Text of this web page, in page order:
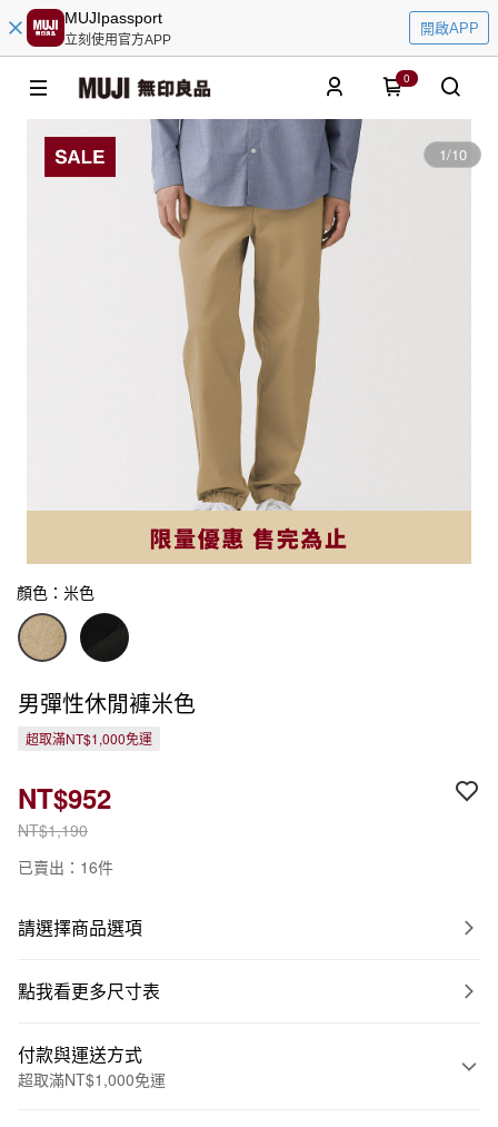
MUJIpassport
立刻使用官方APP
開啟APP
0
1/10
顏色：米色
男彈性休閒褲米色
超取滿NT$1,000免運
NT$1,190
NT$952
已賣出：16件
請選擇商品選項
點我看更多尺寸表
付款與運送方式
超取滿NT$1,000免運